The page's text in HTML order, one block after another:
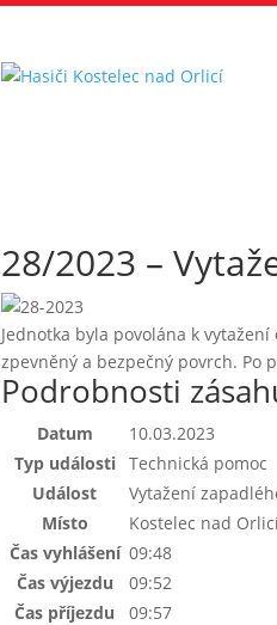
28/2023 –
Jednotka byla povolána k
zpevněný a bezpečný povrch. Po
Podrobnosti
Datum
10.03.2023
Typ události
Technická pomoc
Událost
Vytažení
Místo
Kostelec nad
Čas vyhlášení 09:48
Čas výjezdu
09:52
Čas příjezdu
09:57